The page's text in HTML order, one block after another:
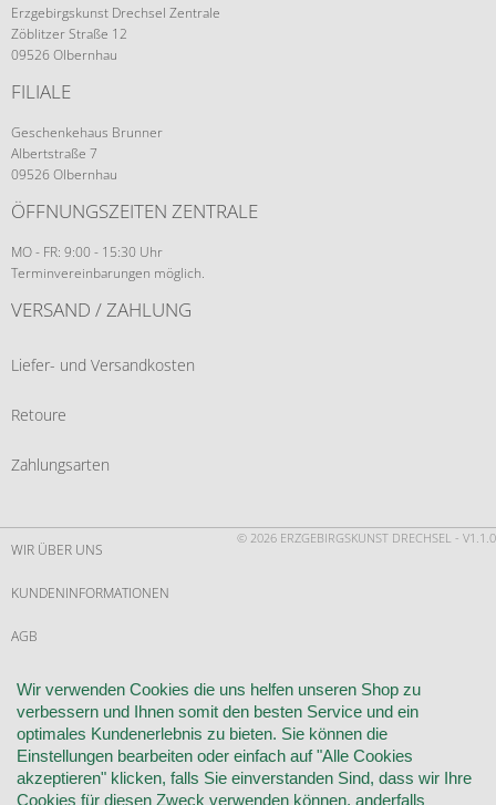
Erzgebirgskunst Drechsel Zentrale
Zöblitzer Straße 12
09526 Olbernhau
FILIALE
Geschenkehaus Brunner
Albertstraße 7
09526 Olbernhau
ÖFFNUNGSZEITEN ZENTRALE
MO - FR: 9:00 - 15:30 Uhr
Terminvereinbarungen möglich.
VERSAND / ZAHLUNG
Liefer- und Versandkosten
Retoure
Zahlungsarten
© 2026 ERZGEBIRGSKUNST DRECHSEL - V1.1.0
WIR ÜBER UNS
KUNDENINFORMATIONEN
AGB
WIDERRUF
VERTRAG WIDERRUFEN
KONTAKT
Wir verwenden Cookies die uns helfen unseren Shop zu
verbessern und Ihnen somit den besten Service und ein
optimales Kundenerlebnis zu bieten. Sie können die
Einstellungen bearbeiten oder einfach auf "Alle Cookies
akzeptieren" klicken, falls Sie einverstanden Sind, dass wir Ihre
Cookies für diesen Zweck verwenden können, anderfalls